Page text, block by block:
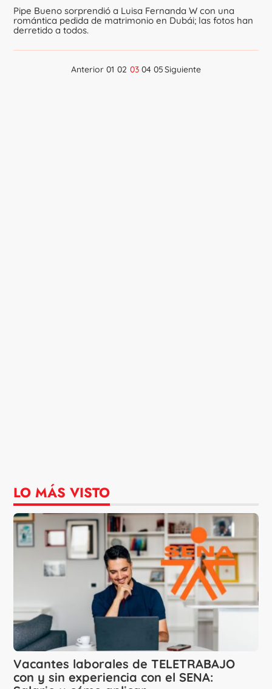
Pipe Bueno sorprendió a Luisa Fernanda W con una
romántica pedida de matrimonio en Dubái; las fotos han
derretido a todos.
Anterior 01 02 03 04 05Siguiente
LO MÁS VISTO
Vacantes laborales de TELETRABAJO
con y sin experiencia con el SENA: